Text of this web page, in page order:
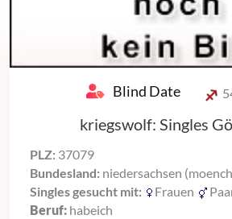
Blind Date
kriegswolf: Singles
PLZ: 37079
Bundesland: niedersachsen
Singles gesucht mit:
Frauen
Beruf: habeich